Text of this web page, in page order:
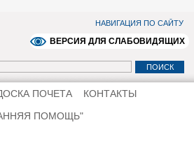
НАВИГАЦИЯ ПО САЙТУ
ВЕРСИЯ ДЛЯ СЛАБОВИДЯЩИХ
ПОЧЕТА
КОНТАКТЫ
ПОМОЩЬ"